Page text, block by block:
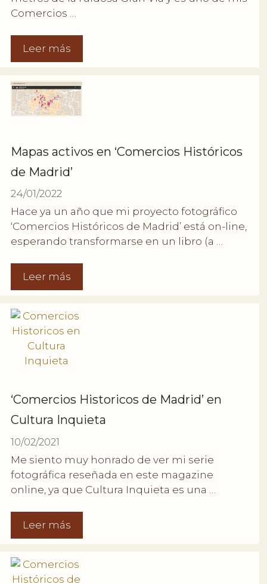
Comercios …
Leer más
Mapas activos en ‘Comercios Históricos
de Madrid’
24/01/2022
Hace ya un año que mi proyecto fotográfico
‘Comercios Históricos de Madrid’ está on-line,
esperando transformarse en un libro (a …
Leer más
‘Comercios Historicos de Madrid’ en
Cultura Inquieta
10/02/2021
Me siento muy honrado de ver mi serie
fotográfica reseñada en este magazine
online, ya que Cultura Inquieta es una …
Leer más